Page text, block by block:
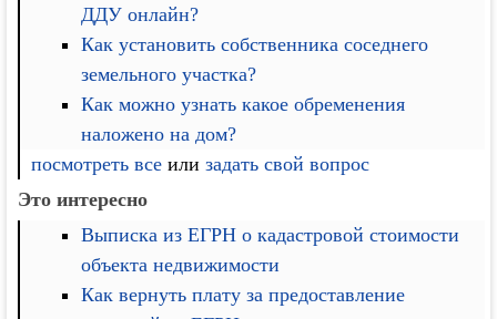
ДДУ онлайн?
Как установить собственника соседнего
земельного участка?
Как можно узнать какое обременения
наложено на дом?
посмотреть все илизадать свой вопрос
Это интересно
Выписка из ЕГРН о кадастровой стоимости
объекта недвижимости
Как вернуть плату за предоставление